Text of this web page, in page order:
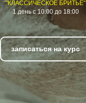
"КЛАССИЧЕСКОЕ БРИТЬЁ"
1 день с 10:00 до 18:00
записаться на курс